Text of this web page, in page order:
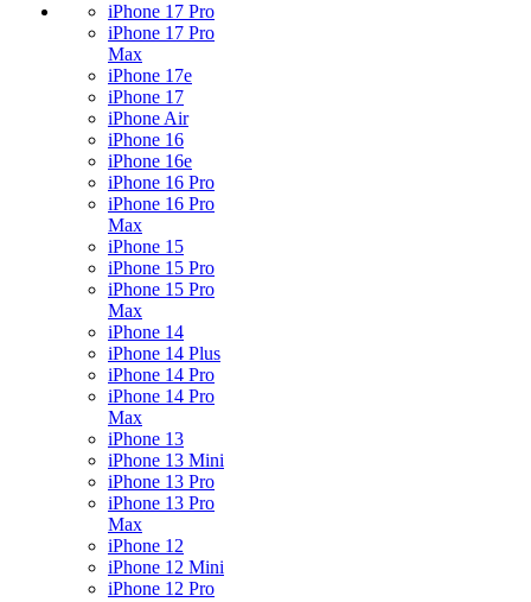
iPhone 17 Pro
iPhone 17 Pro
Max
iPhone 17e
iPhone 17
iPhone Air
iPhone 16
iPhone 16e
iPhone 16 Pro
iPhone 16 Pro
Max
iPhone 15
iPhone 15 Pro
iPhone 15 Pro
Max
iPhone 14
iPhone 14 Plus
iPhone 14 Pro
iPhone 14 Pro
Max
iPhone 13
iPhone 13 Mini
iPhone 13 Pro
iPhone 13 Pro
Max
iPhone 12
iPhone 12 Mini
iPhone 12 Pro